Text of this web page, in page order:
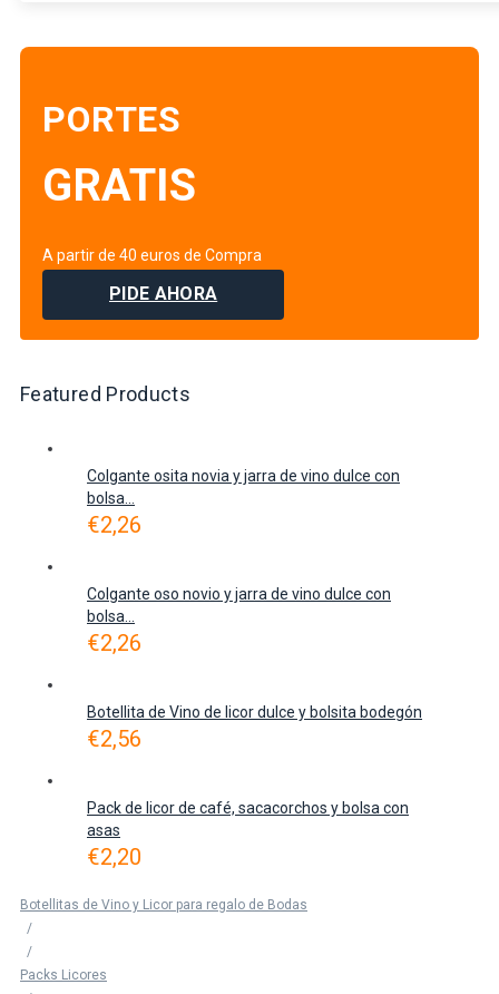
PORTES
GRATIS
A partir de 40 euros de Compra
PIDE AHORA
Featured Products
Colgante osita novia y jarra de vino dulce con
bolsa...
€2,26
Colgante oso novio y jarra de vino dulce con
bolsa...
€2,26
Botellita de Vino de licor dulce y bolsita bodegón
€2,56
Pack de licor de café, sacacorchos y bolsa con
asas
€2,20
Botellitas de Vino y Licor para regalo de Bodas
/
/
Packs Licores